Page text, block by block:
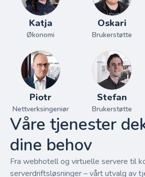
Katja
Økonomi
Oskari
Brukerstøtte
Piotr
Nettverksingeniør
Stefan
Brukerstøtte
Våre tjenester
dine behov
Fra webhotell og virtuelle servere til
serverdriftsløsninger – vårt utvalg av